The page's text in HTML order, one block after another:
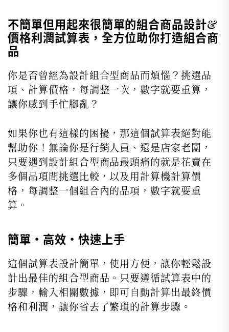
不簡單但用起來很簡單的組合商品設計&
價格利潤試算表，全方位助你打造組合商
品
你是否曾經為設計組合型商品而煩惱？挑選品
項、計算價格，每調整一次，數字就要重算，
讓你感到手忙腳亂？
如果你也有這樣的困擾，那這個試算表絕對能
幫助你！無論你是行銷人員、還是店家老闆，
只要遇到設計組合型商品最頭痛的就是花費在
多個品項間挑選比較，以及用計算機計算價
格，每調整一個組合內的品項，數字就要重
算。
簡單・高效・快速上手
這個試算表設計簡單，使用方便，讓你輕鬆設
計出最佳的組合型商品。只要遵循試算表中的
步驟，輸入相關數據，即可自動計算出最終價
格和利潤，讓你省去了繁瑣的計算步驟。